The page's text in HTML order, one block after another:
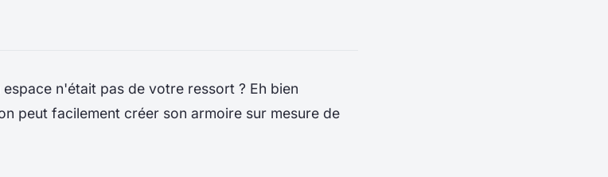
n'était pas de votre ressort ? Eh bien
peut facilement créer son armoire sur mesure de